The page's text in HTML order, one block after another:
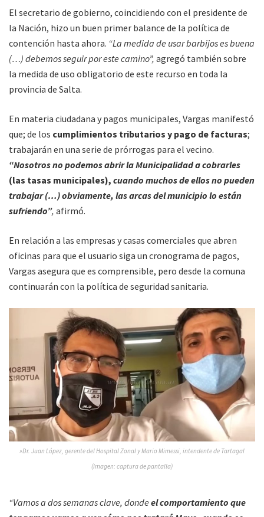
El secretario de gobierno, coincidiendo con el presidente de
la Nación, hizo un buen primer balance de la política de
contención hasta ahora. “La medida de usar barbijos es buena
(…) debemos seguir por este camino”, agregó también sobre
la medida de uso obligatorio de este recurso en toda la
provincia de Salta.
En materia ciudadana y pagos municipales, Vargas manifestó
que; de los cumplimientos tributarios y pago de facturas;
trabajarán en una serie de prórrogas para el vecino.
“Nosotros no podemos abrir la Municipalidad a cobrarles
(las tasas municipales), cuando muchos de ellos no pueden
trabajar (…) obviamente, las arcas del municipio lo están
sufriendo”, afirmó.
En relación a las empresas y casas comerciales que abren
oficinas para que el usuario siga un cronograma de pagos,
Vargas asegura que es comprensible, pero desde la comuna
continuarán con la política de seguridad sanitaria.
»Dr. Juan López, gerente del Hospital Zonal y Mario Mimessi, intendente de Tartagal
(Imagen: captura de pantalla)
“Vamos a dos semanas clave, donde el comportamiento que